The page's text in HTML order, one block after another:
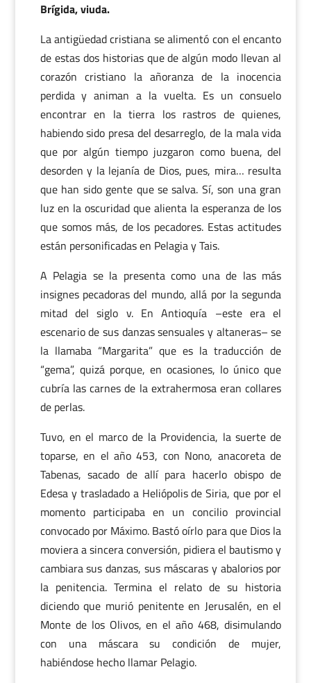
Brígida, viuda.
La antigüedad cristiana se alimentó con el encanto
de estas dos historias que de algún modo llevan al
corazón cristiano la añoranza de la inocencia
perdida y animan a la vuelta. Es un consuelo
encontrar en la tierra los rastros de quienes,
habiendo sido presa del desarreglo, de la mala vida
que por algún tiempo juzgaron como buena, del
desorden y la lejanía de Dios, pues, mira… resulta
que han sido gente que se salva. Sí, son una gran
luz en la oscuridad que alienta la esperanza de los
que somos más, de los pecadores. Estas actitudes
están personificadas en Pelagia y Tais.
A Pelagia se la presenta como una de las más
insignes pecadoras del mundo, allá por la segunda
mitad del siglo v. En Antioquía –este era el
escenario de sus danzas sensuales y altaneras– se
la llamaba “Margarita” que es la traducción de
“gema”, quizá porque, en ocasiones, lo único que
cubría las carnes de la extrahermosa eran collares
de perlas.
Tuvo, en el marco de la Providencia, la suerte de
toparse, en el año 453, con Nono, anacoreta de
Tabenas, sacado de allí para hacerlo obispo de
Edesa y trasladado a Heliópolis de Siria, que por el
momento participaba en un concilio provincial
convocado por Máximo. Bastó oírlo para que Dios la
moviera a sincera conversión, pidiera el bautismo y
cambiara sus danzas, sus máscaras y abalorios por
la penitencia. Termina el relato de su historia
diciendo que murió penitente en Jerusalén, en el
Monte de los Olivos, en el año 468, disimulando
con una máscara su condición de mujer,
habiéndose hecho llamar Pelagio.